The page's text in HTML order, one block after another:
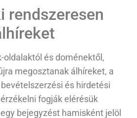
rendszeresen
oldalaktól és doménektől,
megosztanak álhíreket, a
és hirdetési
fogják elérésük
bejegyzést hamisként jelöl